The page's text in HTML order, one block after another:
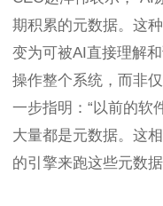
期积累的元数据。这
变为可被AI直接理解
操作整个系统，而非
一步指明：“以前的软
大量都是元数据。这
的引擎来跑这些元数据